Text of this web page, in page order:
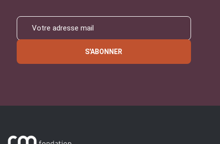
S'ABONNER